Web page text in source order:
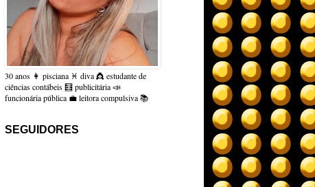
30 anos 👩 pisciana ♓ diva 👸 estudante de
ciências contábeis 🧮 publicitária 📣
funcionária pública 💼 leitora compulsiva 📚
SEGUIDORES